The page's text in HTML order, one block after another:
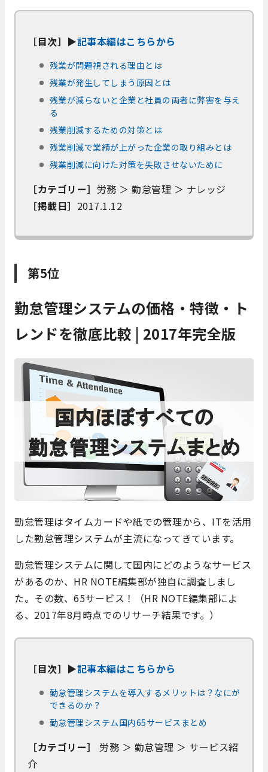
［目次］▶記事本編はこちらから
残業が問題視される理由とは
残業が発生してしまう原因とは
残業が減らないと企業と社員の両者に弊害を与え
る
残業削減するための対策とは
残業削減で業績が上がった企業の取り組みとは
残業削減に向けた対策を失敗させないために
［カテゴリー］ 労務 ＞ 勤怠管理 ＞ ナレッジ
［掲載日］ 2017.1.12
第5位
勤怠管理システムの価格・特徴・ト
レンドを徹底比較 | 2017年完全版
勤怠管理はタイムカードや紙での管理から、ITを活用
した勤怠管理システムが主流になってきています。
勤怠管理システムに関して国内にどのようなサービス
があるのか、HR NOTE編集部が独自に調査しまし
た。その数、65サービス！（HR NOTE編集部によ
る、2017年8月時点でのリサーチ結果です。）
［目次］▶記事本編はこちらから
勤怠管理システムを導入するメリットは？なにが
できるのか？
勤怠管理システム国内65サービスまとめ
［カテゴリー］ 労務 ＞ 勤怠管理 ＞ サービス紹
介